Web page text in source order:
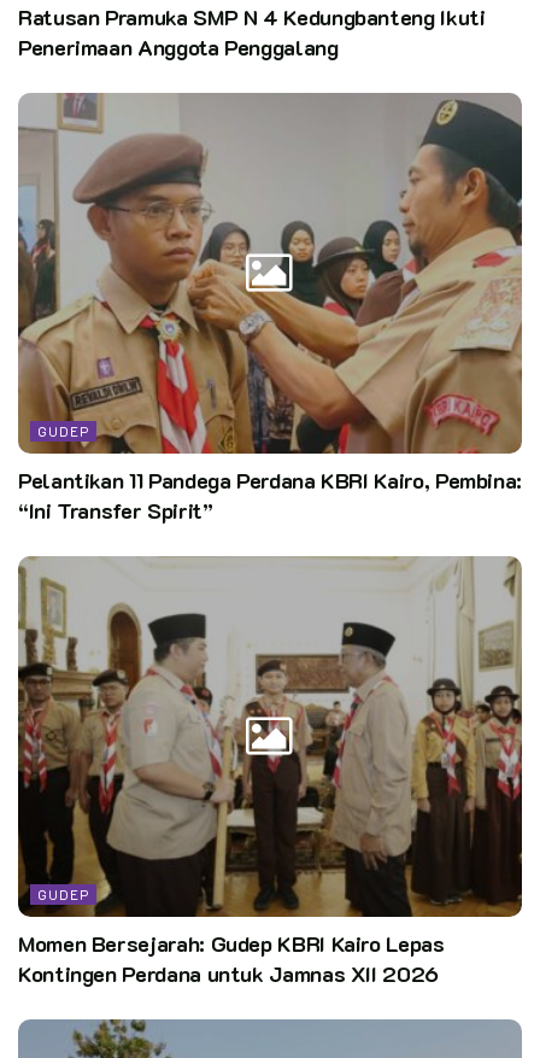
Ratusan Pramuka SMP N 4 Kedungbanteng Ikuti
Penerimaan Anggota Penggalang
GUDEP
Pelantikan 11 Pandega Perdana KBRI Kairo, Pembina:
“Ini Transfer Spirit”
GUDEP
Momen Bersejarah: Gudep KBRI Kairo Lepas
Kontingen Perdana untuk Jamnas XII 2026